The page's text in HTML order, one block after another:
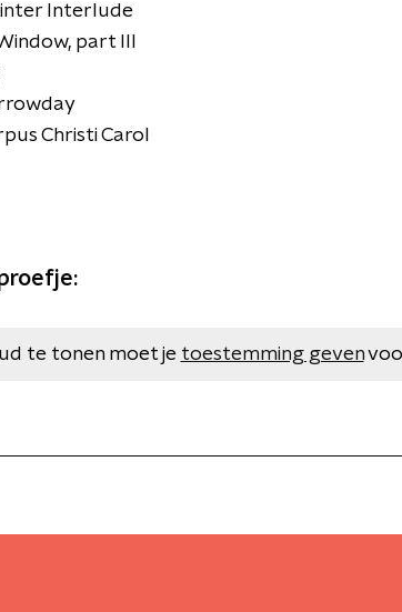
Interlude
part III
Christi Carol
te tonen moet je toestemming geven